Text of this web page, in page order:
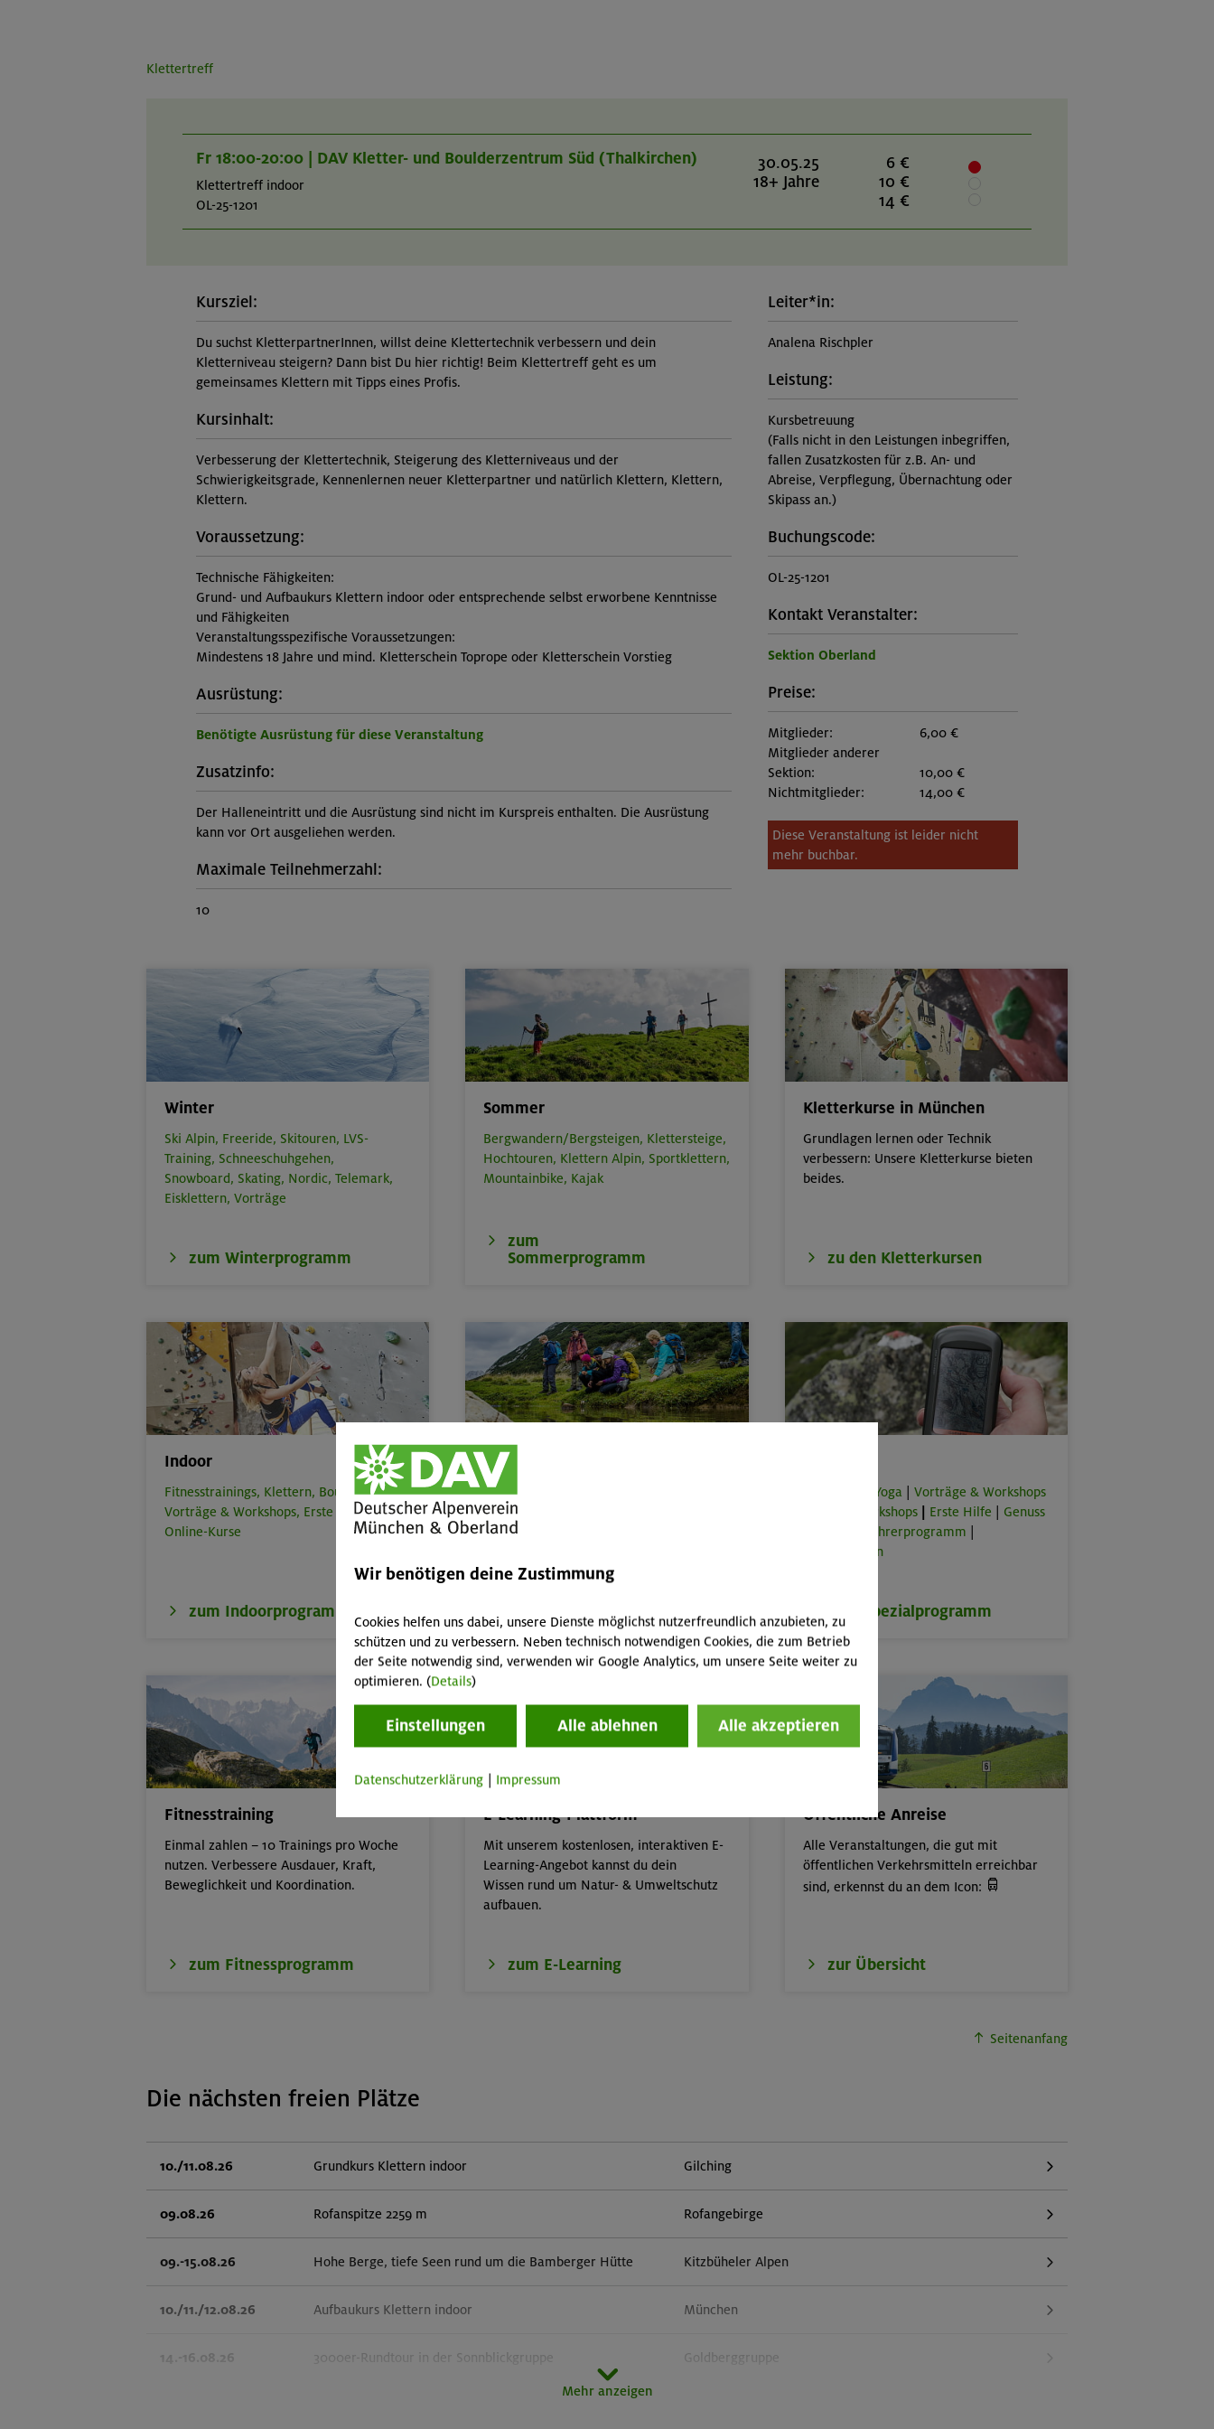
Klettertreff
Fr 18:00-20:00 | DAV Kletter- und Boulderzentrum Süd (Thalkirchen)
Klettertreff indoor
OL-25-1201
30.05.25
18+ Jahre
6 €
10 €
14 €
Kursziel:
Du suchst KletterpartnerInnen, willst deine Klettertechnik verbessern und dein
Kletterniveau steigern? Dann bist Du hier richtig! Beim Klettertreff geht es um
gemeinsames Klettern mit Tipps eines Profis.
Kursinhalt:
Verbesserung der Klettertechnik, Steigerung des Kletterniveaus und der
Schwierigkeitsgrade, Kennenlernen neuer Kletterpartner und natürlich Klettern, Klettern,
Klettern.
Voraussetzung:
Technische Fähigkeiten:
Grund- und Aufbaukurs Klettern indoor oder entsprechende selbst erworbene Kenntnisse
und Fähigkeiten
Veranstaltungsspezifische Voraussetzungen:
Mindestens 18 Jahre und mind. Kletterschein Toprope oder Kletterschein Vorstieg
Ausrüstung:
Benötigte Ausrüstung für diese Veranstaltung
Zusatzinfo:
Der Halleneintritt und die Ausrüstung sind nicht im Kurspreis enthalten. Die Ausrüstung
kann vor Ort ausgeliehen werden.
Maximale Teilnehmerzahl:
10
Leiter*in:
Analena Rischpler
Leistung:
Kursbetreuung
(Falls nicht in den Leistungen inbegriffen,
fallen Zusatzkosten für z.B. An- und
Abreise, Verpflegung, Übernachtung oder
Skipass an.)
Buchungscode:
OL-25-1201
Kontakt Veranstalter:
Sektion Oberland
Preise:
Mitglieder:
6,00 €
Mitglieder anderer
Sektion:
10,00 €
Nichtmitglieder:
14,00 €
Diese Veranstaltung ist leider nicht
mehr buchbar.
Winter
Ski Alpin, Freeride, Skitouren, LVS-
Training, Schneeschuhgehen,
Snowboard, Skating, Nordic, Telemark,
Eisklettern, Vorträge
zum Winterprogramm
Sommer
Bergwandern/Bergsteigen, Klettersteige,
Hochtouren, Klettern Alpin, Sportklettern,
Mountainbike, Kajak
zum
Sommerprogramm
Kletterkurse in München
Grundlagen lernen oder Technik
verbessern: Unsere Kletterkurse bieten
beides.
zu den Kletterkursen
Indoor
Fitnesstrainings, Klettern, Bouldern,
Vorträge & Workshops, Erste Hilfe,
Online-Kurse
zum Indoorprogramm
Kinder, Jugend & Familie
Abenteuer- & Erlebnis-Freizeiten,
und Touren für Kinder & Jugend von 6 bis
17, Familienkurse, -touren und -freizeiten
Kinder/Jugendprogramm
Workouts & Yoga
Vorträge & Workshops
Online-Workshops Erste Hilfe
Genuss
Bergführerprogramm
Arbeitstouren
zum Spezialprogramm
Fitnesstraining
Einmal zahlen – 10 Trainings pro Woche
nutzen. Verbessere Ausdauer, Kraft,
Beweglichkeit und Koordination.
zum Fitnessprogramm
E-Learning-Plattform
Mit unserem kostenlosen, interaktiven E-
Learning-Angebot kannst du dein
Wissen rund um Natur- & Umweltschutz
aufbauen.
zum E-Learning
Öffentliche Anreise
Alle Veranstaltungen, die gut mit
öffentlichen Verkehrsmitteln erreichbar
sind, erkennst du an dem Icon: 
zur Übersicht
Seitenanfang
Die nächsten freien Plätze
10./11.08.26 Grundkurs Klettern indoor Gilching
09.08.26 Rofanspitze 2259 m Rofangebirge
09.-15.08.26 Hohe Berge, tiefe Seen rund um die Bamberger Hütte Kitzbüheler Alpen
10./11./12.08.26 Aufbaukurs Klettern indoor München
14.-16.08.26 3000er-Rundtour in der Sonnblickgruppe Goldberggruppe
Mehr anzeigen
Wir benötigen deine Zustimmung
Cookies helfen uns dabei, unsere Dienste möglichst nutzerfreundlich anzubieten, zu
schützen und zu verbessern. Neben technisch notwendigen Cookies, die zum Betrieb
der Seite notwendig sind, verwenden wir Google Analytics, um unsere Seite weiter zu
optimieren. (Details)
Einstellungen Alle ablehnen Alle akzeptieren
Datenschutzerklärung Impressum